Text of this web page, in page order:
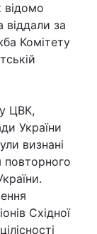
відомо
віддали за
Комітету
ЦВК,
України
визнані
повторного
Східної